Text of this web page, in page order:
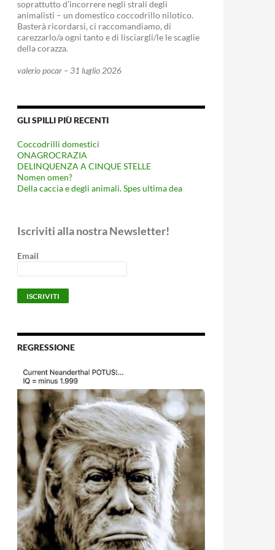
LA PUBBLICITÀ OCCULTA
soprattutto d’incorrere negli strali degli
animalisti – un domestico coccodrillo nilotico.
Basterà ricordarsi, ci raccomandiamo, di
carezzarlo/a ogni tanto e di lisciargli/le le scaglie
della corazza.
valerio pocar – 31 luglio 2026
GLI SPILLI PIÙ RECENTI
Coccodrilli domestici
ONAGROCRAZIA
DELINQUENZA A CINQUE STELLE
Nomen omen?
Della caccia e degli animali. Spes ultima dea
Iscriviti alla nostra Newsletter!
Email
REGRESSIONE